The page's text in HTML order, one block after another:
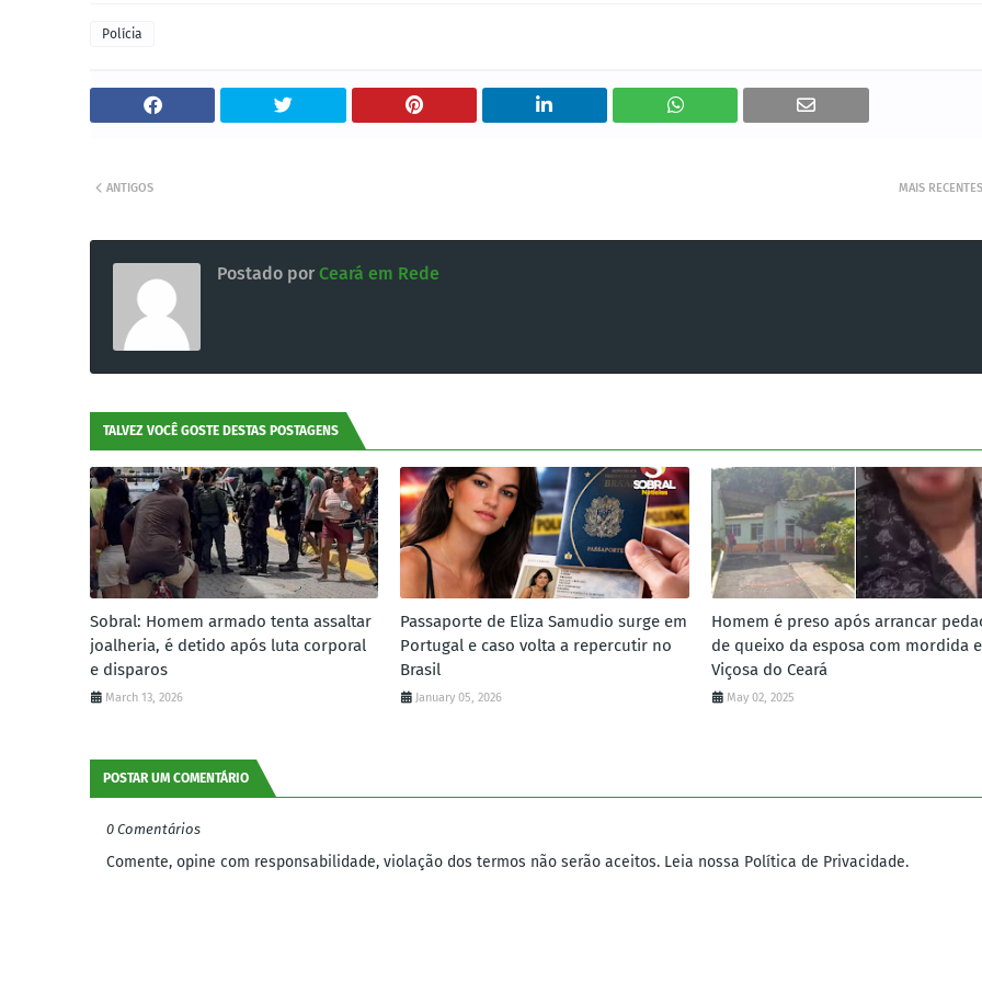
Polícia
MAIS RECENTES
ANTIGOS
Postado por Ceará em Rede
TALVEZ VOCÊ GOSTE DESTAS POSTAGENS
Sobral: Homem armado tenta assaltar
joalheria, é detido após luta corporal
e disparos
March 13, 2026
Passaporte de Eliza Samudio surge em
Portugal e caso volta a repercutir no
Brasil
January 05, 2026
Homem é preso após arrancar
de queixo da esposa com mordida
Viçosa do Ceará
May 02, 2025
POSTAR UM COMENTÁRIO
0 Comentários
Comente, opine com responsabilidade, violação dos termos não serão aceitos. Leia nossa Política de Privacidade.